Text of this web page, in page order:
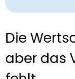
Die
aber das